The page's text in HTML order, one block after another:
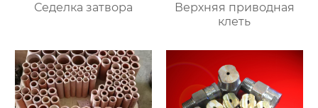
Седелка затвора
Верхняя приводная
клеть